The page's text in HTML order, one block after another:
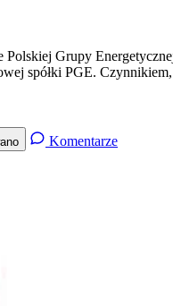
Grupy
spółki PGE.
Komentarze